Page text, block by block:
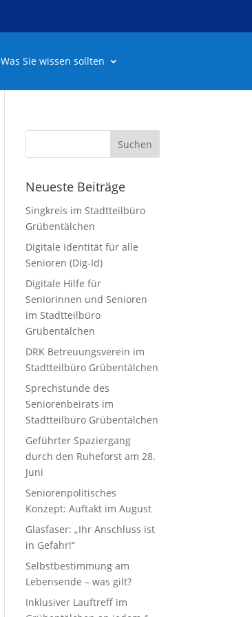
Was Sie wissen sollten
Neueste Beiträge
Singkreis im Stadtteilbüro
Grübentälchen
Digitale Identität für alle
Senioren (Dig-Id)
Digitale Hilfe für
Seniorinnen und Senioren
im Stadtteilbüro
Grübentälchen
DRK Betreuungsverein im
Stadtteilbüro Grübentälchen
Sprechstunde des
Seniorenbeirats im
Stadtteilbüro Grübentälchen
Geführter Spaziergang
durch den Ruheforst am 28.
Juni
Seniorenpolitisches
Konzept: Auftakt im August
Glasfaser: „Ihr Anschluss ist
in Gefahr!“
Selbstbestimmung am
Lebensende – was gilt?
Inklusiver Lauftreff im